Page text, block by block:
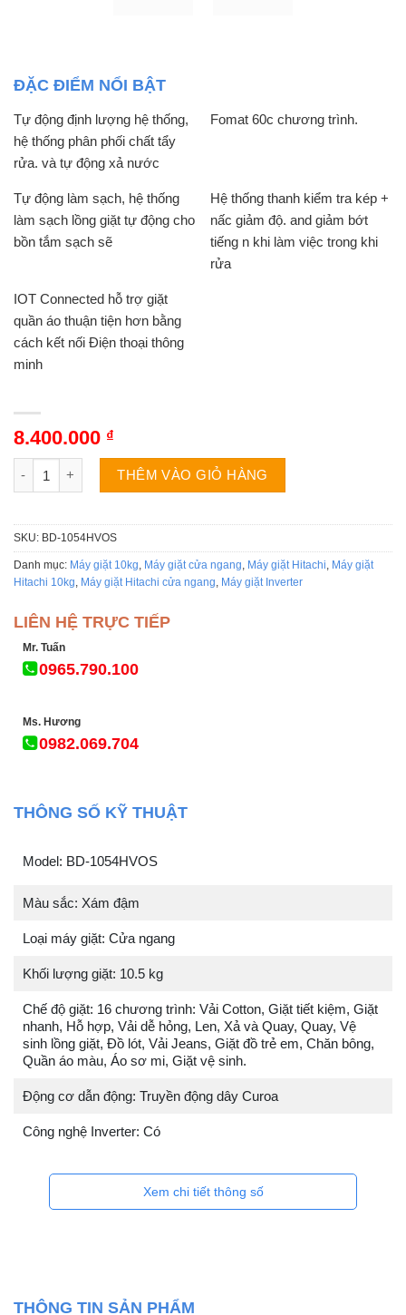
ĐẶC ĐIỂM NỔI BẬT
Tự động định lượng hệ thống,
hệ thống phân phối chất tẩy
rửa. và tự động xả nước
Fomat 60c chương trình.
Tự động làm sạch, hệ thống
làm sạch lồng giặt tự động cho
bồn tắm sạch sẽ
Hệ thống thanh kiểm tra kép +
nấc giảm độ. and giảm bớt
tiếng n khi làm việc trong khi
rửa
IOT Connected hỗ trợ giặt
quần áo thuận tiện hơn bằng
cách kết nối Điện thoại thông
minh
8.400.000 ₫
Máy giặt Hitachi BD-1054HVOS | 10.5kg cửa ngang inverter số
THÊM VÀO GIỎ HÀNG
SKU: BD-1054HVOS
Danh mục: Máy giặt 10kg Máy giặt cửa ngang Máy giặt Hitachi Máy giặt
Hitachi 10kg Máy giặt Hitachi cửa ngang Máy giặt Inverter
LIÊN HỆ TRỰC TIẾP
Mr. Tuấn
0965.790.100
Ms. Hương
0982.069.704
THÔNG SỐ KỸ THUẬT
Model: BD-1054HVOS
Màu sắc: Xám đậm
Loại máy giặt: Cửa ngang
Khối lượng giặt: 10.5 kg
Chế độ giặt: 16 chương trình: Vải Cotton, Giặt tiết kiệm, Giặt
nhanh, Hỗ hợp, Vải dễ hỏng, Len, Xả và Quay, Quay, Vệ
sinh lồng giặt, Đồ lót, Vải Jeans, Giặt đồ trẻ em, Chăn bông,
Quần áo màu, Áo sơ mi, Giặt vệ sinh.
Động cơ dẫn động: Truyền động dây Curoa
Công nghệ Inverter: Có
Xem chi tiết thông số
THÔNG TIN SẢN PHẨM